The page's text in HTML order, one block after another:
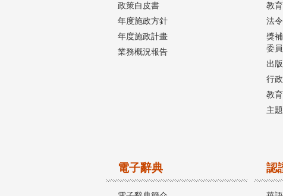
政策白皮書
年度施政方針
年度施政計畫
業務概況報告
教
法
獎
委
出
行
教
主
電子辭典 認